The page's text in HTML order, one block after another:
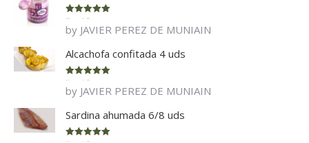
Rated 5
of 5
by JAVIER PEREZ DE MUNIAIN
Alcachofa confitada 4 uds
Rated 5
of 5
by JAVIER PEREZ DE MUNIAIN
Sardina ahumada 6/8 uds